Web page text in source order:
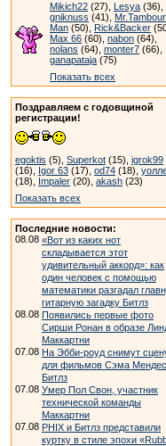
Mikich22 (27), Lesya (36),
gniknuss (41),
Man (50), Rick&Backer
Max 66 (60), nabon (64),
nolans (64), monter7 (66),
ganapataja (75)
Показать всех
Поздравляем с годовщиной
регистрации!
egoktis (5), Superkot (15), igrok99
(16), Igor 63 (17), od74 (18),
(18), Impaler (20), akash (23)
Показать всех
Последние новости:
08.08 «Вот из каких нот
складывается этот
удивительный аккорд»: как
один человек с помощью
математики разгадал
гитарную загадку Битлз
08.08 Появились первые фото
Сирши Ронан в образе
Маккартни
07.08 На Эбби-роуд снимут
для фильмов Сэма
Битлз
07.08 Умер Пол Свон, участник
технической команды
Маккартни
07.08 PHIX и Битлз представили
куртку в стиле эпохи